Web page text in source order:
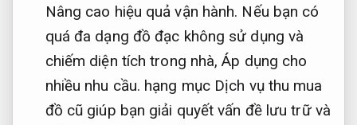
Nâng cao hiệu quả vận hành. Nếu bạn có
quá đa dạng đồ đạc không sử dụng và
chiếm diện tích trong nhà,Áp dụng cho
nhiều nhu cầu. hạng mục Dịch vụ thu mua
đồ cũ giúp bạn giải quyết vấn đề lưu trữ và